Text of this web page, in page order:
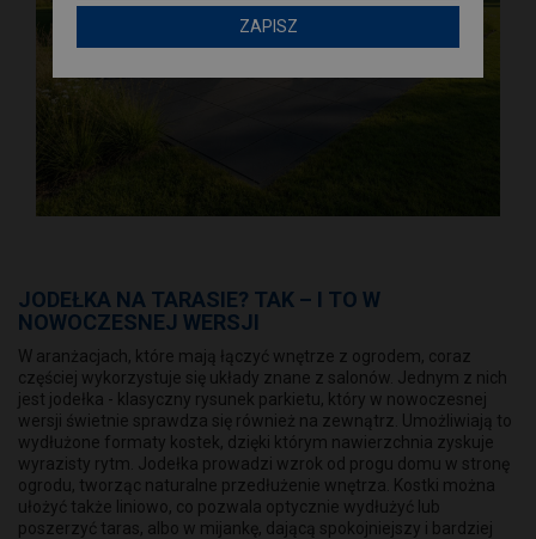
JODEŁKA NA TARASIE? TAK – I TO W
NOWOCZESNEJ WERSJI
W aranżacjach, które mają łączyć wnętrze z ogrodem, coraz
częściej wykorzystuje się układy znane z salonów. Jednym z nich
jest jodełka - klasyczny rysunek parkietu, który w nowoczesnej
wersji świetnie sprawdza się również na zewnątrz. Umożliwiają to
wydłużone formaty kostek, dzięki którym nawierzchnia zyskuje
wyrazisty rytm. Jodełka prowadzi wzrok od progu domu w stronę
ogrodu, tworząc naturalne przedłużenie wnętrza. Kostki można
ułożyć także liniowo, co pozwala optycznie wydłużyć lub
poszerzyć taras, albo w mijankę, dającą spokojniejszy i bardziej
ZAPISZ